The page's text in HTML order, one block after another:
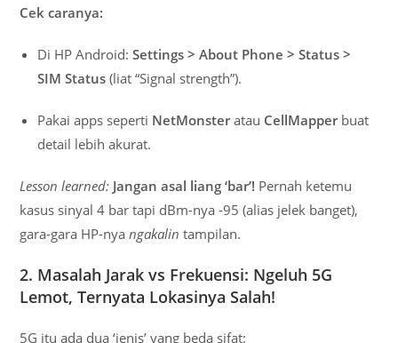
Cek caranya:
Di HP Android:Settings > About Phone > Status >
SIM Status (liat “Signal strength”).
Pakai apps seperti NetMonsteratau CellMapperbuat
detail lebih akurat.
Lesson learned: Jangan asal liang ‘bar’! Pernah ketemu
kasus sinyal 4 bar tapi dBm-nya -95 (alias jelek banget),
gara-gara HP-nyangakalin tampilan.
2. Masalah Jarak vs Frekuensi: Ngeluh 5G
Lemot, Ternyata Lokasinya Salah!
5G itu ada dua ‘jenis’ yang beda sifat: